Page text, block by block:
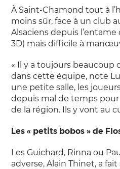
À Saint-Chamond tout à
moins sûr, face à un club
Alsaciens depuis
3D) mais difficile à
« Il y a toujours beaucoup
dans cette équipe, note
une petite salle, les
depuis mal de temps
de la région. Ils y vont au
Les « petits bobos » de
Les Guichard, Rinna ou
adverse, Alain Thinet, a